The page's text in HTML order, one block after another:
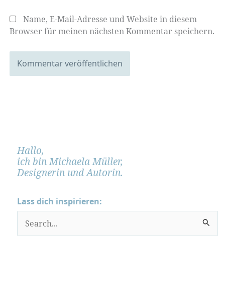
Name, E-Mail-Adresse und Website in diesem
Browser für meinen nächsten Kommentar speichern.
Hallo,
ich bin Michaela Müller,
Designerin und Autorin.
Lass dich inspirieren:
u